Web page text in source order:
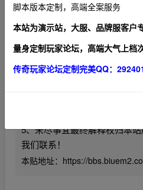
1、本帖图片及内容纯属发布用
关！
及相关法律法规删除本帖！
3、本站所有内容均来源于第三
4、利用本站内容商业化，违
5、未尽事宜最终解释权归本
我们联系！
本贴地址： https://
脚本版本定制，高端全案服务
本站为演示站，大服、品牌服客户
量身定制玩家论坛，高端大气上档次
传奇玩家论坛定制完美QQ：